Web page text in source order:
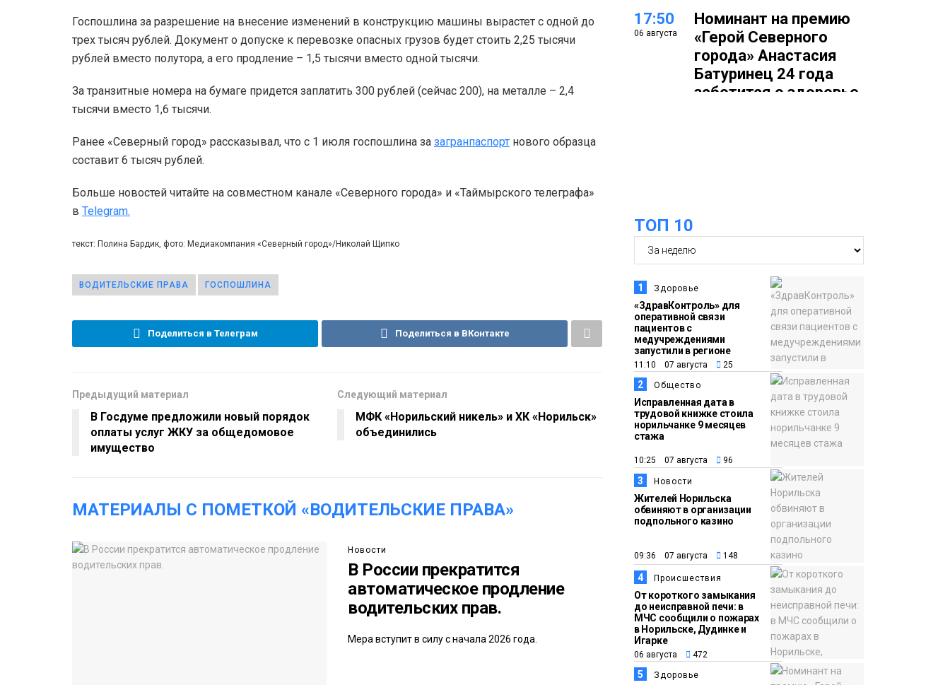
Госпошлина за разрешение на внесение изменений в конструкцию машины вырастет с одной до
трех тысяч рублей. Документ о допуске к перевозке опасных грузов будет стоить 2,25 тысячи
рублей вместо полутора, а его продление – 1,5 тысячи вместо одной тысячи.
За транзитные номера на бумаге придется заплатить 300 рублей (сейчас 200), на металле – 2,4
тысячи вместо 1,6 тысячи.
Ранее «Северный город» рассказывал, что с 1 июля госпошлина за загранпаспорт нового образца
составит 6 тысяч рублей.
Больше новостей читайте на совместном канале «Северного города» и «Таймырского телеграфа»
в Telegram.
текст: Полина Бардик, фото: Медиакомпания «Северный город»/Николай Щипко
ВОДИТЕЛЬСКИЕ ПРАВА ГОСПОШЛИНА
Поделиться в Телеграм Поделиться в ВКонтакте
Предыдущий материал
В Госдуме предложили новый порядок
оплаты услуг ЖКУ за общедомовое
имущество
Следующий материал
МФК «Норильский никель» и ХК «Норильск»
объединились
МАТЕРИАЛЫ С ПОМЕТКОЙ «ВОДИТЕЛЬСКИЕ ПРАВА»
Новости
В России прекратится
автоматическое продление
водительских прав.
Мера вступит в силу с начала 2026 года.
17:50
06 августа
Номинант на премию
«Герой Северного
города» Анастасия
Батуринец 24 года
заботится о здоровье
16:39
06 августа
Новости
кампанию по
поддержке
соцпроектов
15:57
06 августа
Новости
Первый юбилей
«Башни» отпразднуют
в Норильске: гостей
ждут фестиваль,
квест и многое другое
15:15
06 августа
Образование
Как устроено
школьное питание в
Норильске: льготы,
меню и порядок
оплаты
14:36
06 августа
Плато
Путорана
На плато Путорана
создадут систему
наблюдения за вечной
мерзлотой и очистят
территорию от мусора
ТОП 10
1 Здоровье
«ЗдравКонтроль» для
оперативной связи
пациентов с
медучреждениями
запустили в регионе
11:10 07 августа 25
2 Общество
Исправленная дата в
трудовой книжке стоила
норильчанке 9 месяцев
стажа
10:25 07 августа 96
3 Новости
Жителей Норильска
обвиняют в организации
подпольного казино
09:36 07 августа 148
4 Происшествия
От короткого замыкания
до неисправной печи: в
МЧС сообщили о пожарах
в Норильске, Дудинке и
Игарке
06 августа 472
5 Здоровье